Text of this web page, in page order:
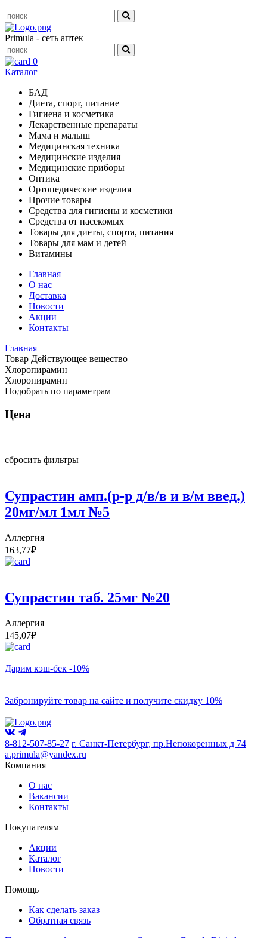
Primula - сеть аптек
0
Каталог
БАД
Диета, спорт, питание
Гигиена и косметика
Лекарственные препараты
Мама и малыш
Медицинская техника
Медицинские изделия
Медицинские приборы
Оптика
Ортопедические изделия
Прочие товары
Средства для гигиены и косметики
Средства от насекомых
Товары для диеты, спорта, питания
Товары для мам и детей
Витамины
Главная
О нас
Доставка
Новости
Акции
Контакты
Главная
Товар Действующее вещество
Хлоропирамин
Хлоропирамин
Подобрать по параметрам
Цена
сбросить фильтры
Супрастин амп.(р-р д/в/в и в/м введ.)
20мг/мл 1мл №5
Аллергия
163,77₽
Супрастин таб. 25мг №20
Аллергия
145,07₽
Дарим кэш-бек -10%
Забронируйте товар на сайте и получите скидку 10%
8-812-507-85-27 г. Санкт-Петербург, пр.Непокоренных д 74
a.primula@yandex.ru
Компания
О нас
Вакансии
Контакты
Покупателям
Акции
Каталог
Новости
Помощь
Как сделать заказ
Обратная связь